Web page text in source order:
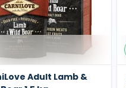
Adult Lamb &